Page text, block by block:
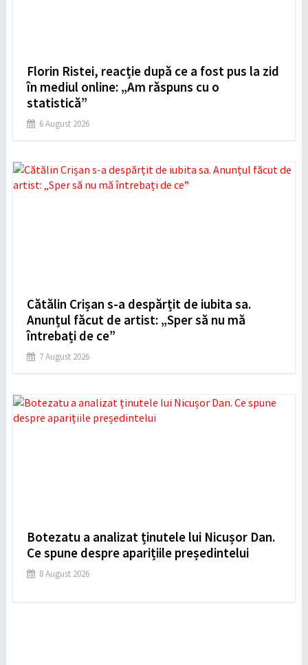
Florin Ristei, reacție după ce a fost pus la zid
în mediul online: „Am răspuns cu o
statistică”
6 August 2026
Cătălin Crișan s-a despărțit de iubita sa.
Anunțul făcut de artist: „Sper să nu mă
întrebați de ce”
7 August 2026
Botezatu a analizat ținutele lui Nicușor Dan.
Ce spune despre aparițiile președintelui
8 August 2026